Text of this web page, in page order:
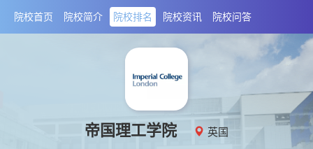
院校首页 院校简介 院校排名 院校资讯 院校问答
帝国理工学院 英国